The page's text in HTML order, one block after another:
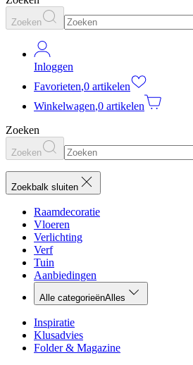
Zoeken
Inloggen
Favorieten,0 artikelen
Winkelwagen,0 artikelen
Zoeken
Zoeken
Zoekbalk sluiten
Raamdecoratie
Vloeren
Verlichting
Verf
Tuin
Aanbiedingen
Alle categorieënAlles
Inspiratie
Klusadvies
Folder & Magazine